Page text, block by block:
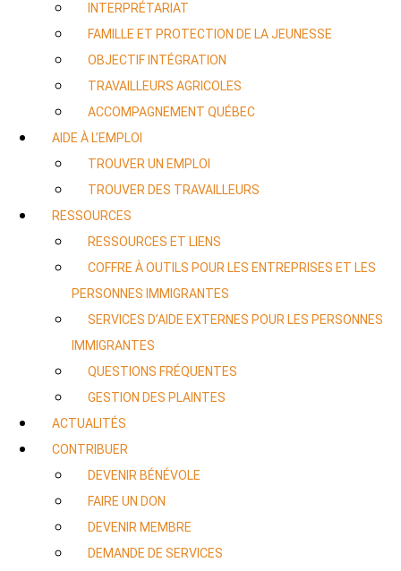
INTERPRÉTARIAT
FAMILLE ET PROTECTION DE LA JEUNESSE
OBJECTIF INTÉGRATION
TRAVAILLEURS AGRICOLES
ACCOMPAGNEMENT QUÉBEC
AIDE À L’EMPLOI
TROUVER UN EMPLOI
TROUVER DES TRAVAILLEURS
RESSOURCES
RESSOURCES ET LIENS
COFFRE À OUTILS POUR LES ENTREPRISES ET LES
PERSONNES IMMIGRANTES
SERVICES D’AIDE EXTERNES POUR LES PERSONNES
IMMIGRANTES
QUESTIONS FRÉQUENTES
GESTION DES PLAINTES
ACTUALITÉS
CONTRIBUER
DEVENIR BÉNÉVOLE
FAIRE UN DON
DEVENIR MEMBRE
DEMANDE DE SERVICES